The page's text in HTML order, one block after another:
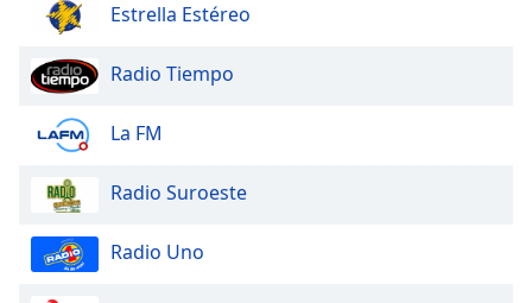
Estrella Estéreo
Radio Tiempo
La FM
Radio Suroeste
Radio Uno